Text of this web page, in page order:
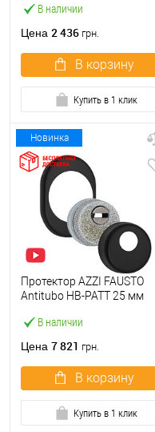
В наличии
квадратный латунь
Цена 2 436 грн.
В корзину
Купить в 1 клик
Новинка
В наличии
Протектор AZZI FAUSTO
Antitubo HB-PATT 25 мм
стандарт черный матовый
Цена 7 821 грн.
В корзину
Купить в 1 клик